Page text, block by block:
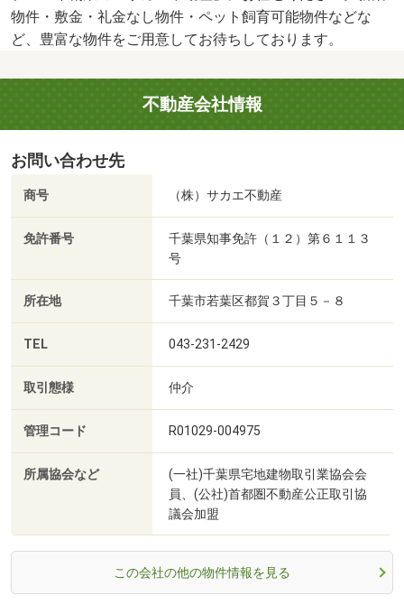
物件・敷金・礼金なし物件・ペット飼育可能物件などな
ど、豊富な物件をご用意してお待ちしております。
不動産会社情報
お問い合わせ先
商号 （株）サカエ不動産
免許番号
千葉県知事免許（１２）第６１１３
号
所在地 千葉市若葉区都賀３丁目５－８
TEL 043-231-2429
取引態様 仲介
管理コード R01029-004975
所属協会など
(一社)千葉県宅地建物取引業協会会
員、(公社)首都圏不動産公正取引協
議会加盟
この会社の他の物件情報を見る